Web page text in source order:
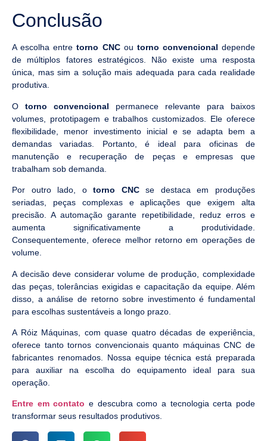
Conclusão
A escolha entretorno CNCou torno convencional depende
de múltiplos fatores estratégicos. Não existe uma resposta
única, mas sim a solução mais adequada para cada realidade
produtiva.
O torno convencional permanece relevante para baixos
volumes, prototipagem e trabalhos customizados. Ele oferece
flexibilidade, menor investimento inicial e se adapta bem a
demandas variadas. Portanto, é ideal para oficinas de
manutenção e recuperação de peças e empresas que
trabalham sob demanda.
Por outro lado, otorno CNCse destaca em produções
seriadas, peças complexas e aplicações que exigem alta
precisão. A automação garante repetibilidade, reduz erros e
aumenta significativamente a produtividade.
Consequentemente, oferece melhor retorno em operações de
volume.
A decisão deve considerar volume de produção, complexidade
das peças, tolerâncias exigidas e capacitação da equipe. Além
disso, a análise de retorno sobre investimento é fundamental
para escolhas sustentáveis a longo prazo.
A Róiz Máquinas, com quase quatro décadas de experiência,
oferece tanto tornos convencionais quanto máquinas CNC de
fabricantes renomados. Nossa equipe técnica está preparada
para auxiliar na escolha do equipamento ideal para sua
operação.
Entre em contato e descubra como a tecnologia certa pode
transformar seus resultados produtivos.